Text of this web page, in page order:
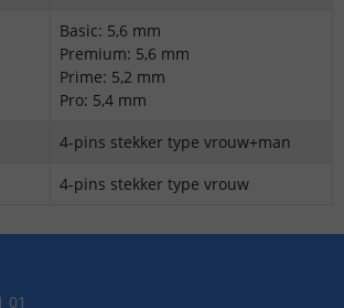
Basic: 5,6 mm
Premium: 5,6 mm
Prime: 5,2 mm
Pro: 5,4 mm
4-pins stekker type vrouw+man
4-pins stekker type vrouw
01